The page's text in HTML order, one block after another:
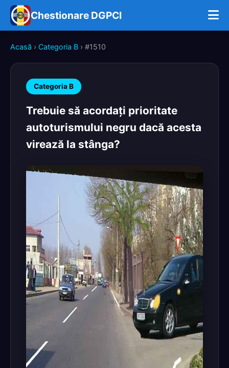
Chestionare DGPCI
Acasă › Categoria B › #1510
Categoria B
Trebuie să acordaţi prioritate
autoturismului negru dacă acesta
virează la stânga?